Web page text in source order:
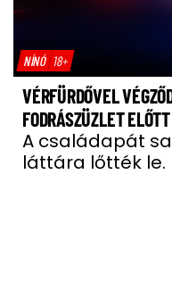
NÍNÓ 18+
VÉRFÜRDŐVEL
FODRÁSZÜZLET ELŐTT
A családapát
láttára lőtték le.